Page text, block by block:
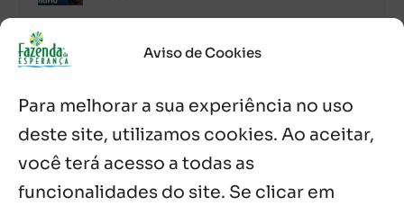
Aviso de Cookies
Para melhorar a sua experiência no uso
deste site, utilizamos cookies. Ao aceitar,
você terá acesso a todas as
funcionalidades do site. Se clicar em
Palavra Diária (04/08/2026)
4 ago, 2026
Palavra de Vida (Agosto de 2026)
3 ago, 2026
Palavra Diária (02/08/2026)